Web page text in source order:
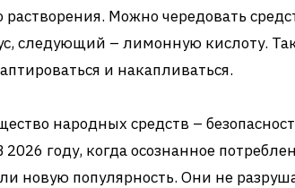
растворения. Можно чередовать
следующий – лимонную кислоту.
и накапливаться.
народных средств –
2026 году, когда осознанное
новую популярность. Они не